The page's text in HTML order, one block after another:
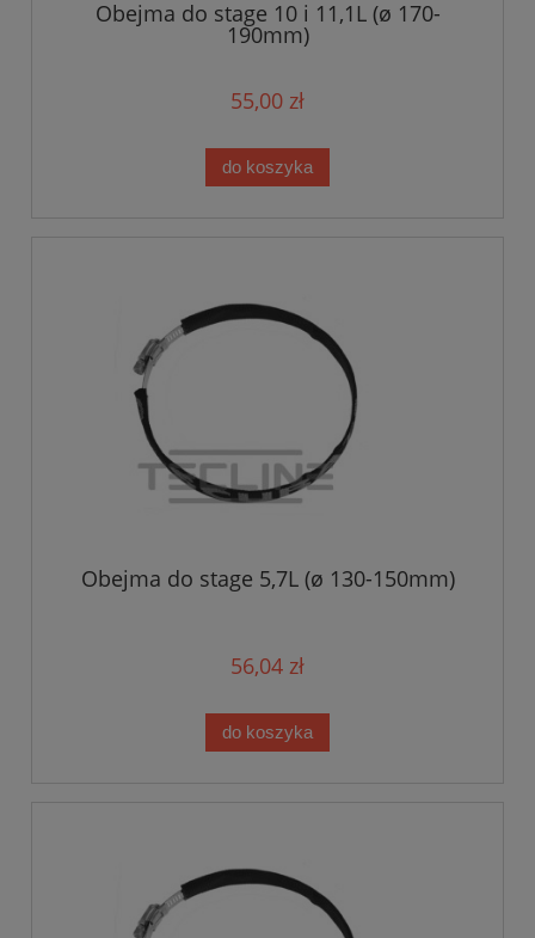
Obejma do stage 10 i 11,1L (ø 170-
190mm)
55,00 zł
do koszyka
Obejma do stage 5,7L (ø 130-150mm)
56,04 zł
do koszyka